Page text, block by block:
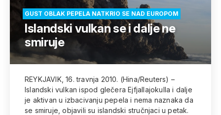
GUST OBLAK PEPELA NATKRIO SE NAD EUROPOM
Islandski vulkan se i dalje ne
smiruje
REYKJAVIK, 16. travnja 2010. (Hina/Reuters) –
Islandski vulkan ispod glečera Ejfjallajokulla i dalje
je aktivan u izbacivanju pepela i nema naznaka da
se smiruje, objavili su islandski stručnjaci u petak.